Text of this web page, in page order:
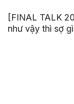
[FINAL TALK
như vậy thì sợ